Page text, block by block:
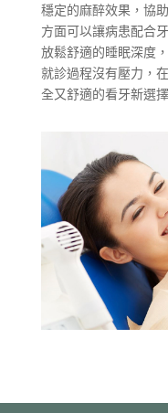
穩定的麻醉效果，協
方面可以讓病患配合
放鬆舒適的睡眠深度
就診過程沒有壓力，
全又舒適的看牙新選擇